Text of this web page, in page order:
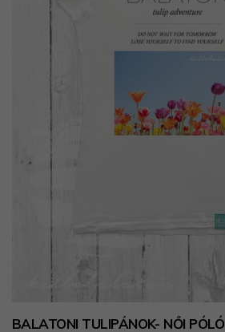
BALATONI TULIPÁNOK- NŐI PÓLÓ